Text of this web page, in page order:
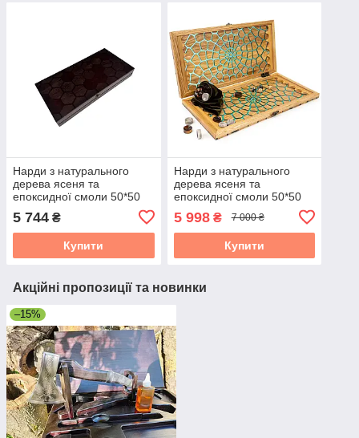
Нарди з натурального
дерева ясеня та
епоксидної смоли 50*50
5 744 ₴
Купити
Нарди з натурального
дерева ясеня та
епоксидної смоли 50*50
5 998₴ 7 000 ₴
Купити
Акційні пропозиції та новинки
–15%